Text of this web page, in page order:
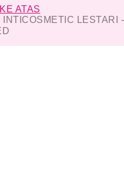
ATAS
LESTARI